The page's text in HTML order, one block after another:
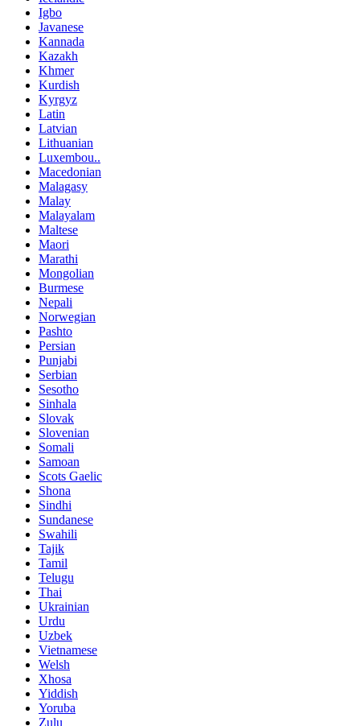
Igbo
Javanese
Kannada
Kazakh
Khmer
Kurdish
Kyrgyz
Latin
Latvian
Lithuanian
Luxembou..
Macedonian
Malagasy
Malay
Malayalam
Maltese
Maori
Marathi
Mongolian
Burmese
Nepali
Norwegian
Pashto
Persian
Punjabi
Serbian
Sesotho
Sinhala
Slovak
Slovenian
Somali
Samoan
Scots Gaelic
Shona
Sindhi
Sundanese
Swahili
Tajik
Tamil
Telugu
Thai
Ukrainian
Urdu
Uzbek
Vietnamese
Welsh
Xhosa
Yiddish
Yoruba
Zulu